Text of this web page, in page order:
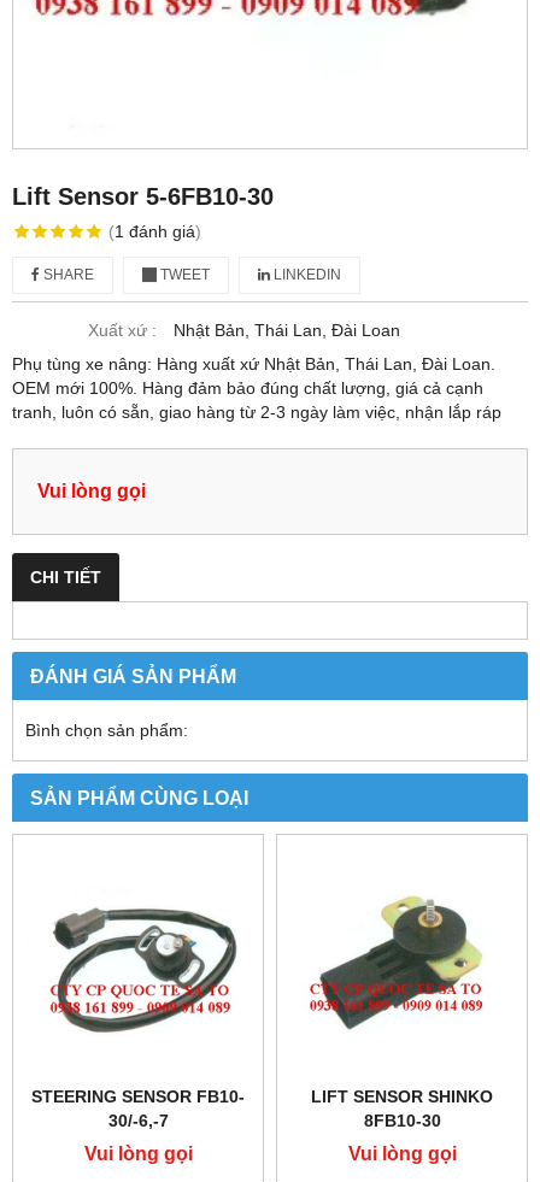
Lift Sensor 5-6FB10-30
(1 đánh giá)
SHARE TWEET LINKEDIN
Xuất xứ :
Nhật Bản, Thái Lan, Đài Loan
Phụ tùng xe nâng: Hàng xuất xứ Nhật Bản, Thái Lan, Đài Loan.
OEM mới 100%. Hàng đảm bảo đúng chất lượng, giá cả cạnh
tranh, luôn có sẵn, giao hàng từ 2-3 ngày làm việc, nhận lắp ráp
Vui lòng gọi
CHI TIẾT
ĐÁNH GIÁ SẢN PHẨM
Bình chọn sản phẩm:
SẢN PHẨM CÙNG LOẠI
STEERING SENSOR FB10-
30/-6,-7
Vui lòng gọi
LIFT SENSOR SHINKO
8FB10-30
Vui lòng gọi